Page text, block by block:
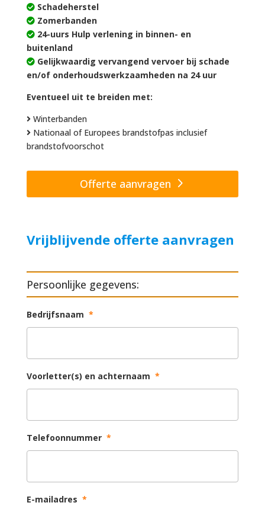
Schadeherstel
Zomerbanden
24-uurs Hulp verlening in binnen- en
buitenland
Gelijkwaardig vervangend vervoer bij schade
en/of onderhoudswerkzaamheden na 24 uur
Eventueel uit te breiden met:
Winterbanden
Nationaal of Europees brandstofpas inclusief
brandstofvoorschot
Offerte aanvragen
Vrijblijvende offerte aanvragen
Persoonlijke gegevens:
Bedrijfsnaam *
Voorletter(s) en achternaam *
Telefoonnummer *
E-mailadres *